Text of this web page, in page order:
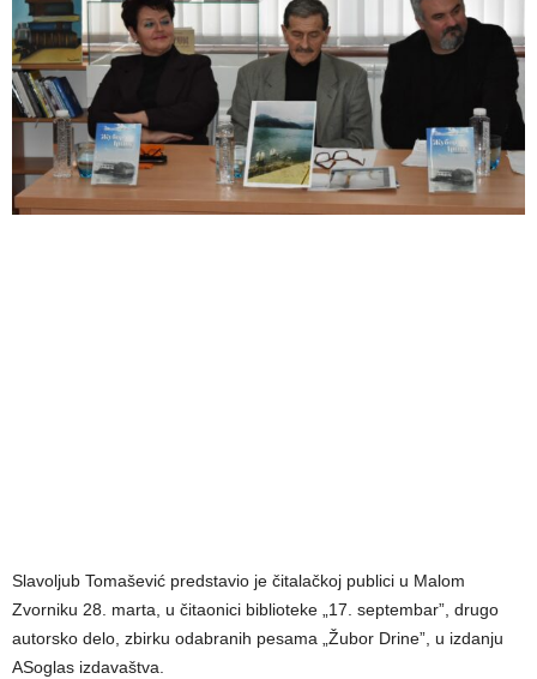
Slavoljub Tomašević predstavio je čitalačkoj publici u Malom
Zvorniku 28. marta, u čitaonici biblioteke „17. septembar”, drugo
autorsko delo, zbirku odabranih pesama „Žubor Drine”, u izdanju
ASoglas izdavaštva.